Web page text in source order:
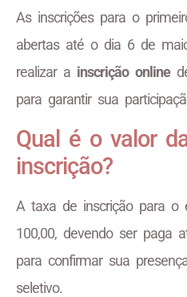
As inscrições para o
abertas até o dia 6 de
realizar a inscrição online
para garantir sua
Qual é o valor
inscrição?
A taxa de inscrição para o
100,00, devendo ser paga
para confirmar sua
seletivo.